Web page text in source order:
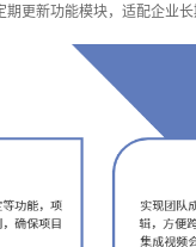
期更新功能模块，适配企业